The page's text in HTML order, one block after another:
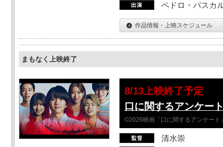
ペドロ・パスカ
作品情報・上映スケジュール
まもなく上映終了
8/13上映終了予定
口に関するアンケー
©2026映画「口に関するアンケート
清水崇